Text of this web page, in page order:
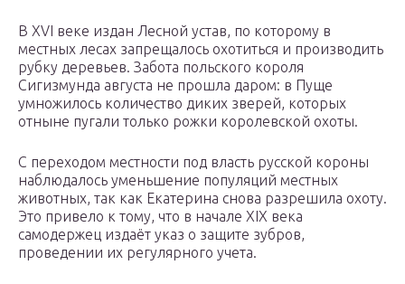
В XVI веке издан Лесной устав, по которому в
местных лесах запрещалось охотиться и производить
рубку деревьев. Забота польского короля
Сигизмунда августа не прошла даром: в Пуще
умножилось количество диких зверей, которых
отныне пугали только рожки королевской охоты.
С переходом местности под власть русской короны
наблюдалось уменьшение популяций местных
животных, так как Екатерина снова разрешила охоту.
Это привело к тому, что в начале XIX века
самодержец издаёт указ о защите зубров,
проведении их регулярного учета.